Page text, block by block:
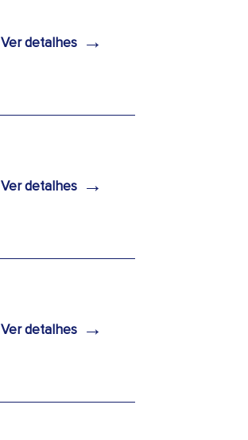
Ver detalhes →
Ver detalhes →
Ver detalhes →